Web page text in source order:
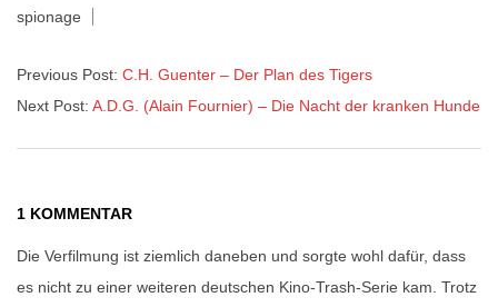
spionage
Previous Post: C.H. Guenter – Der Plan des Tigers
Next Post: A.D.G. (Alain Fournier) – Die Nacht der kranken Hunde
1 KOMMENTAR
Die Verfilmung ist ziemlich daneben und sorgte wohl dafür, dass
es nicht zu einer weiteren deutschen Kino-Trash-Serie kam. Trotz